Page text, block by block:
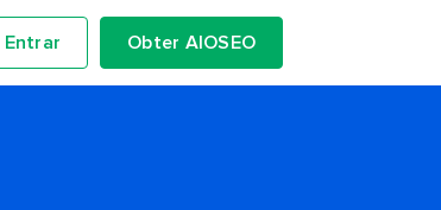
Entrar Obter AIOSEO